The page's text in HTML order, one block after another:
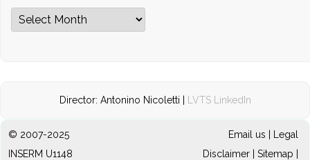
Archives
Director: Antonino Nicoletti | LVTS LinkedIn
© 2007-2025
INSERM U1148
Email us | Legal
Disclaimer| Sitemap |